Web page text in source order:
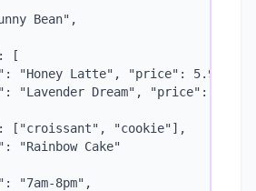
Bean",
[
"Honey Latte", "price": 5.99},
"Lavender Dream", "price": 6.50}
["croissant", "cookie"],
"Rainbow Cake"
"7am-8pm",